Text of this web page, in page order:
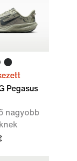
Pegasus
nagyobb